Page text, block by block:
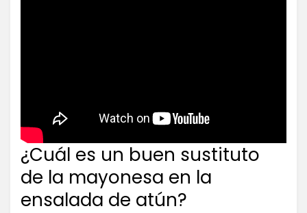
¿Cuál es un buen sustituto
de la mayonesa en la
ensalada de atún?